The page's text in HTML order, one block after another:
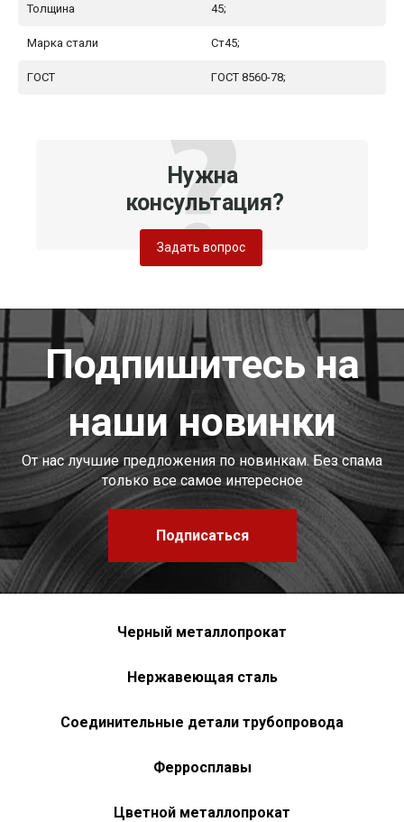
Толщина 45;
Марка стали Ст45;
ГОСТ ГОСТ 8560-78;
Нужна
консультация?
Задать вопрос
Подпишитесь на
наши новинки
От нас лучшие предложения по новинкам. Без спама
только все самое интересное
Подписаться
Черный металлопрокат
Нержавеющая сталь
Соединительные детали трубопровода
Ферросплавы
Цветной металлопрокат